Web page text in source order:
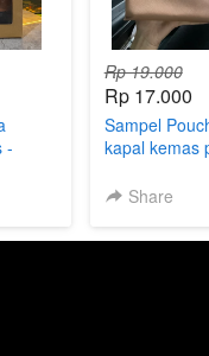
-
Rp 19.000
Rp 17.000
Sampel
kapal kemas
Share